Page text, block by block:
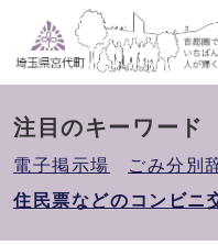
注目のキーワード
電子掲示場
ごみ分別
住民票などのコンビニ